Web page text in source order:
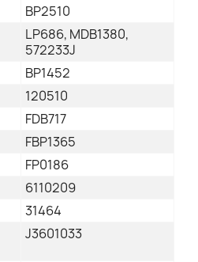
BP2510
LP686, MDB1380,
572233J
BP1452
120510
FDB717
FBP1365
FP0186
6110209
31464
J3601033